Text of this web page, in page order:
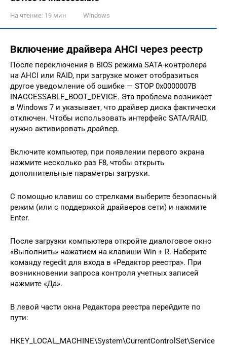
На чтение: 19 мин Windows
Включение драйвера AHCI через реестр
После переключения в BIOS режима SATA-контролера
на AHCI или RAID, при загрузке может отобразиться
другое уведомление об ошибке — STOP 0x0000007B
INACCESSABLE_BOOT_DEVICE. Эта проблема возникает
в Windows 7 и указывает, что драйвер диска фактически
отключен. Чтобы использовать интерфейс SATA/RAID,
нужно активировать драйвер.
Включите компьютер, при появлении первого экрана
нажмите несколько раз F8, чтобы открыть
дополнительные параметры загрузки.
С помощью клавиш со стрелками выберите безопасный
режим (или с поддержкой драйверов сети) и нажмите
Enter.
После загрузки компьютера откройте диалоговое окно
«Выполнить» нажатием на клавиши Win + R. Наберите
команду regedit для входа в «Редактор реестра». При
возникновении запроса контроля учетных записей
нажмите «Да».
В левой части окна Редактора реестра перейдите по
пути:
HKEY_LOCAL_MACHINE\System\CurrentControlSet\Service